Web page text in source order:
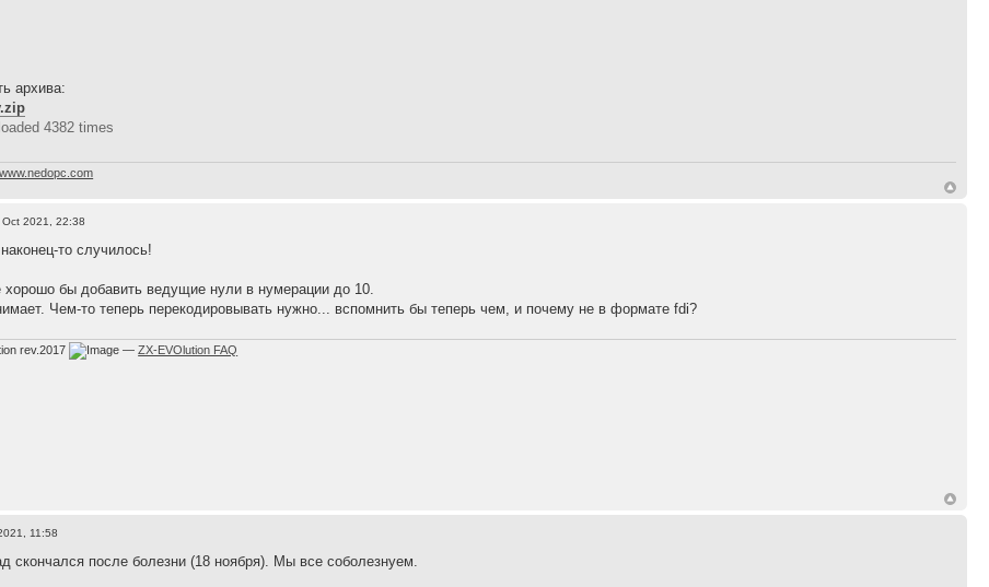
архива:
4382 times
www.nedopc.com
2021, 22:38
то случилось!
хорошо бы добавить ведущие нули в нумерации до 10.
Чем-то теперь перекодировывать нужно... вспомнить бы теперь чем, и почему не в формате fdi?
rev.2017 —ZX-EVOlution FAQ
11:58
скончался после болезни (18 ноября). Мы все соболезнуем.